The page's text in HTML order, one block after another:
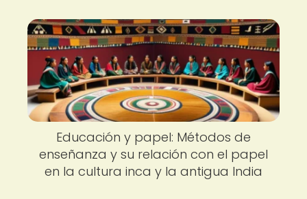
Educación y papel: Métodos de
enseñanza y su relación con el papel
en la cultura inca y la antigua India